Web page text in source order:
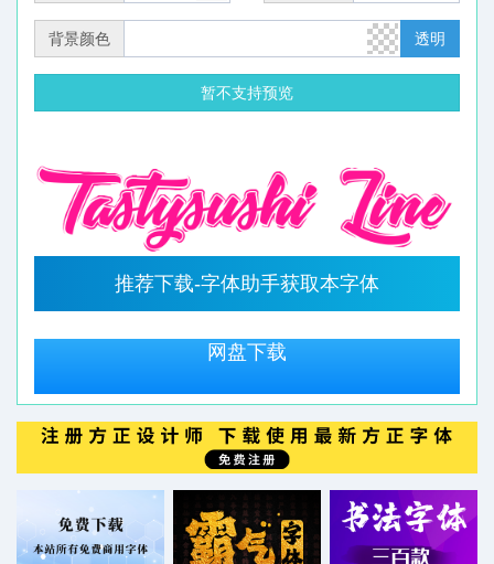
背景颜色 透明
暂不支持预览
推荐下载-字体助手获取本字体
网盘下载